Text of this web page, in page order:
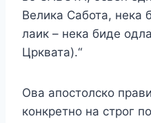
Велика Сабота, нека
лаик – нека биде
Црквата).“
Ова апостолско
конкретно на строг